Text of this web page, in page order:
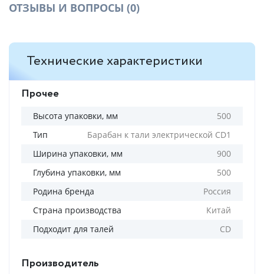
ОТЗЫВЫ И ВОПРОСЫ (0)
Технические характеристики
Прочее
Высота упаковки, мм
500
Тип
Барабан к тали электрической CD1
Ширина упаковки, мм
900
Глубина упаковки, мм
500
Родина бренда
Россия
Страна производства
Китай
Подходит для талей
CD
Производитель